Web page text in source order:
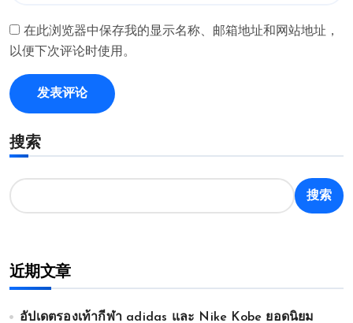
在此浏览器中保存我的显示名称、邮箱地址和网站地址，
以便下次评论时使用。
搜索
搜索
近期文章
อัปเดตรองเท้ากีฬา adidas และ Nike Kobe ยอดนิยม